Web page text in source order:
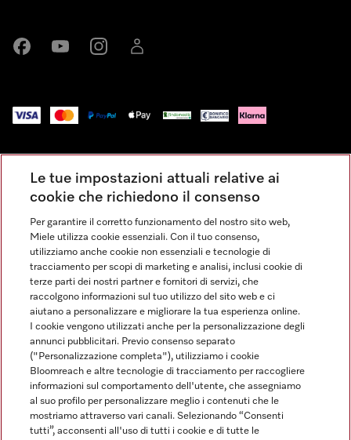
Condizioni Generali di Vendita
Privacy
Condizioni di Utilizzo
Dichiarazione di Accessibilità
Modulo di recesso
Legge sui servizi digitali
Impostazioni dei cookie
FINANZIAMENTO FINO A 50 MESI CON OPZIONE 10 E TASSO
ZERO
Le tue impostazioni attuali relative ai
cookie che richiedono il consenso
Per garantire il corretto funzionamento del nostro sito web,
Miele utilizza cookie essenziali. Con il tuo consenso,
utilizziamo anche cookie non essenziali e tecnologie di
tracciamento per scopi di marketing e analisi, inclusi cookie di
terze parti dei nostri partner e fornitori di servizi, che
raccolgono informazioni sul tuo utilizzo del sito web e ci
aiutano a personalizzare e migliorare la tua esperienza online.
I cookie vengono utilizzati anche per la personalizzazione degli
annunci pubblicitari. Previo consenso separato
("Personalizzazione completa"), utilizziamo i cookie
Bloomreach e altre tecnologie di tracciamento per raccogliere
informazioni sul comportamento dell'utente, che assegniamo
al suo profilo per personalizzare meglio i contenuti che le
mostriamo attraverso vari canali. Selezionando “Consenti
tutti”, acconsenti all'uso di tutti i cookie e di tutte le